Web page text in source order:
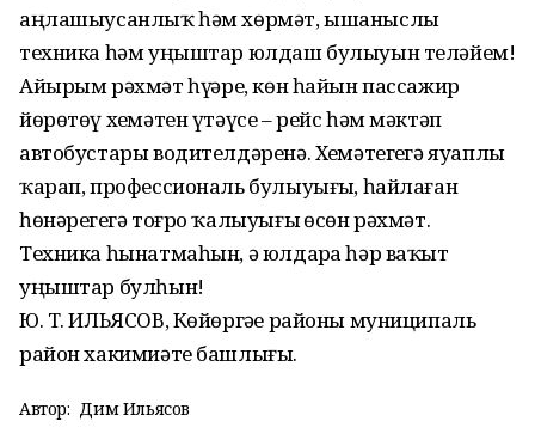
аңлашыусанлыҡ һəм хөрмəт, ышаныслы
техника һəм уңыштар юлдаш булыуын телəйем!
Айырым рəхмəт һүҙҙəре, көн һайын пассажир
йөрөтөү хеҙмəтен үтəүсе – рейс һəм мəктəп
автобустары водителдəренə. Хеҙмəтегеҙгə яуаплы
ҡарап, профессиональ булыуығыҙ, һайлаған
һөнəрегеҙгə тоғро ҡалыуығыҙ өсөн рəхмəт.
Техника һынатмаһын, ə юлдарҙа һəр ваҡыт
уңыштар булһын!
Ю. Т. ИЛЬЯСОВ, Көйөргəҙе районы муниципаль
район хакимиəте башлығы.
Автор: Дим Ильясов